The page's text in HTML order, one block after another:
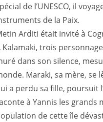
de l’UNESCO, il
de la Paix.
Arditi était invité à
Kalamaki, trois
dans son silence,
Maraki, sa mère, se
a perdu sa fille, poursuit
à Yannis les grands
de cette île